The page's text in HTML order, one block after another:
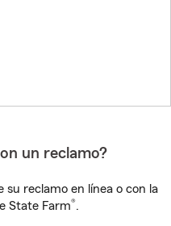
un reclamo?
su reclamo en línea o con la
State Farm®.